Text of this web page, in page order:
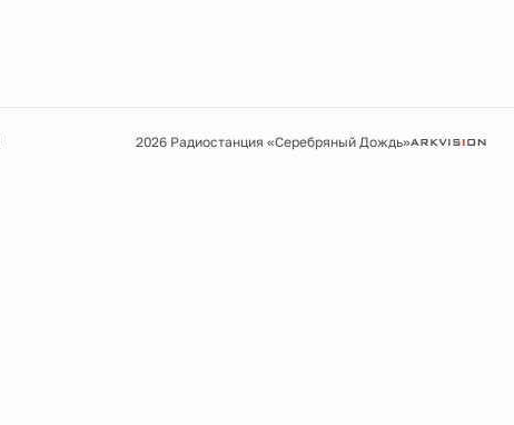
2026 Радиостанция «Серебряный Дождь»